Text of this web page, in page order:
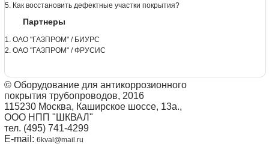
5. Как восстановить дефектные участки покрытия?
Партнеры
1. ОАО "ГАЗПРОМ" / БИУРС
2. ОАО "ГАЗПРОМ" / ФРУСИС
© Оборудование для антикоррозионного
покрытия трубопроводов, 2016
115230 Москва, Каширское шоссе, 13а.,
ООО НПП "ШКВАЛ"
тел. (495) 741-4299
E-mail: 6kval@mail.ru